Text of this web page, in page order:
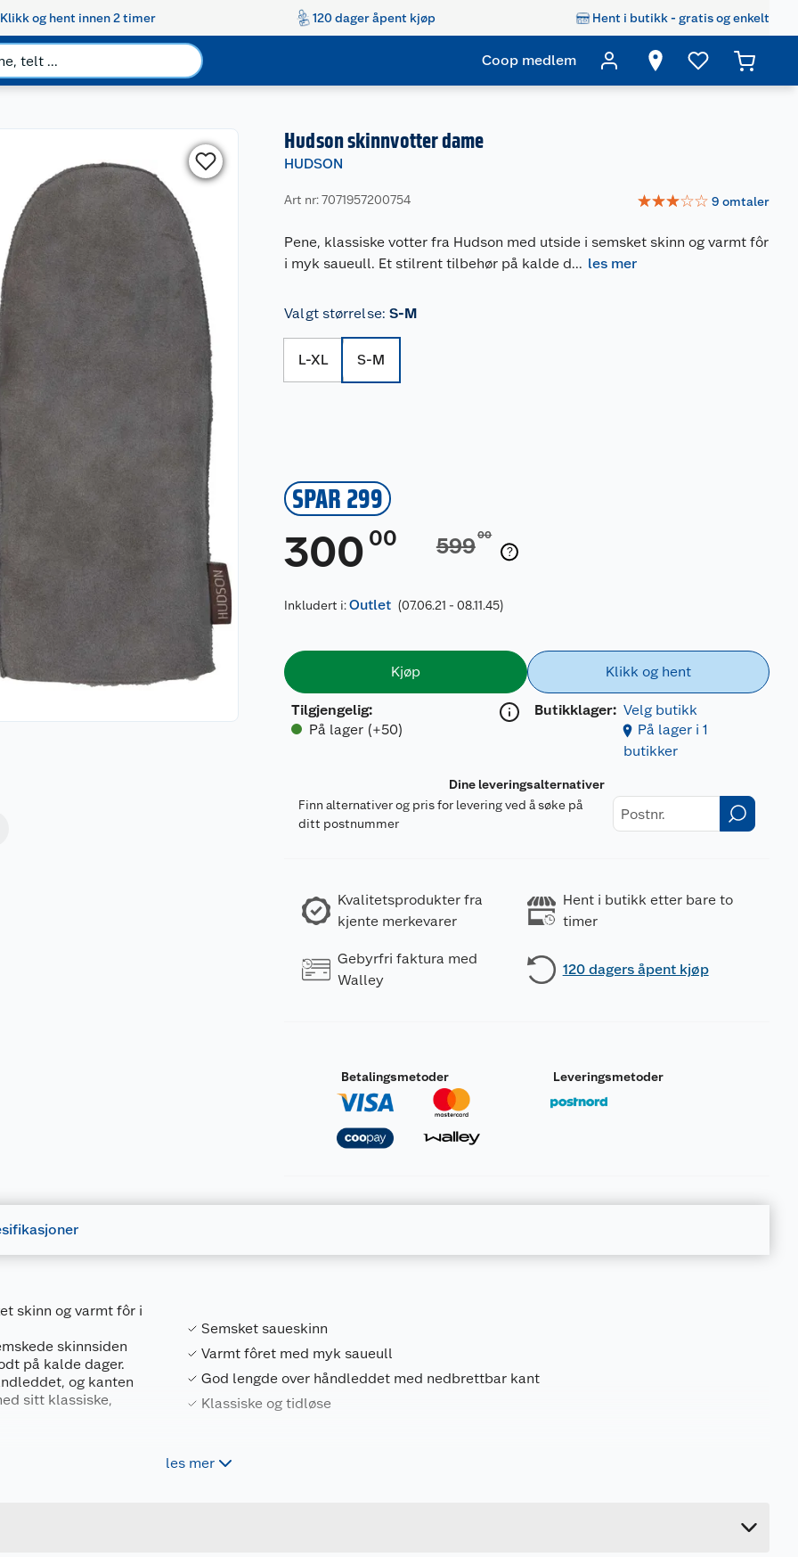
Klikk og hent innen 2 timer 120 dager åpent kjøp Hent i butikk - gratis og enkelt
Coop medlem
Hudson skinnvotter dame
HUDSON
Art nr: 7071957200754 ☆☆☆☆☆ 9 omtaler
Pene, klassiske votter fra Hudson med utside i semsket skinn og varmt fôr
i myk saueull. Et stilrent tilbehør på kalde d... les mer
Valgt størrelse: S-M
L-XL S-M
SPAR 299
300 00 59900
Inkludert i:Outlet (07.06.21 - 08.11.45)
Kjøp
Tilgjengelig:
På lager (+50)
Klikk og hent
Butikklager: Velg butikk
På lager i 1
butikker
Dine leveringsalternativer
Finn alternativer og pris for levering ved å søke på
ditt postnummer
Kvalitetsprodukter fra
kjente merkevarer
Hent i butikk etter bare to
timer
Gebyrfri faktura med
Walley
120 dagers åpent kjøp
Betalingsmetoder Leveringsmetoder
skinn og varmt fôr i
skinnsiden
på kalde dager.
og kanten
sitt klassiske,
Semsket saueskinn
Varmt fôret med myk saueull
God lengde over håndleddet med nedbrettbar kant
Klassiske og tidløse
les merForpakningsmål